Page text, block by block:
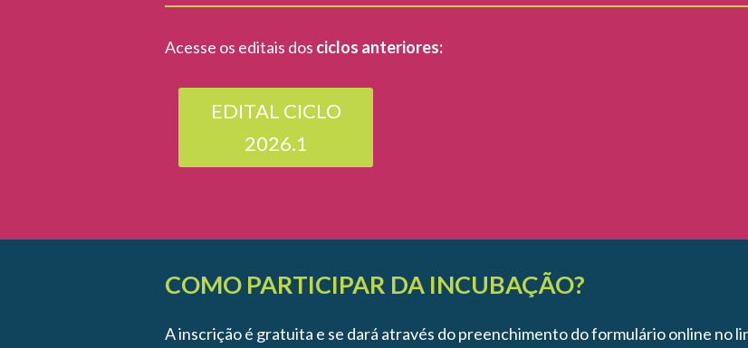
Acesse os editais dos ciclos anteriores:
EDITAL CICLO
2026.1
COMO PARTICIPAR DA INCUBAÇÃO?
A inscrição é gratuita e se dará através do preenchimento do formulário online no